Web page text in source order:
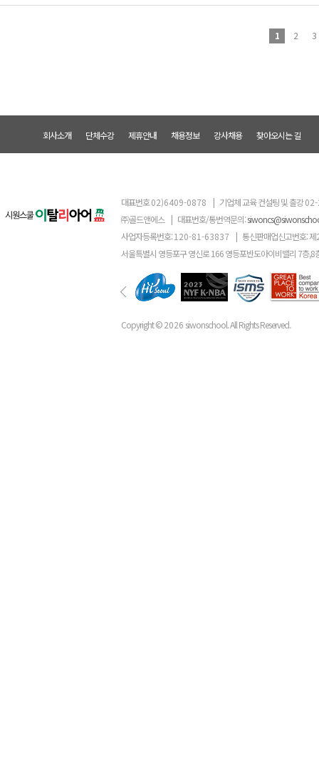
1 2 3
회사소개 단체수강 제휴안내 채용정보 강사채용 찾아오시는 길
대표번호02)6409-0878 | 기업체 교육 컨설팅 및 출강
㈜골드앤에스 | 대표번호/통번역문의:
사업자등록번호:120-81-63837 | 통신판매업신고번호: 제
서울특별시 영등포구 영신로 166 영등포반도아이비밸리 7층,8
Copyright ©2026 siwonschool. All Rights Reserved.